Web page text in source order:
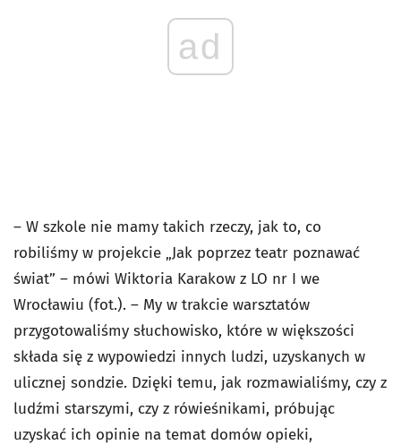
ad
– W szkole nie mamy takich rzeczy, jak to, co
robiliśmy w projekcie „Jak poprzez teatr poznawać
świat” – mówi Wiktoria Karakow z LO nr I we
Wrocławiu (fot.). – My w trakcie warsztatów
przygotowaliśmy słuchowisko, które w większości
składa się z wypowiedzi innych ludzi, uzyskanych w
ulicznej sondzie. Dzięki temu, jak rozmawialiśmy, czy z
ludźmi starszymi, czy z rówieśnikami, próbując
uzyskać ich opinie na temat domów opieki,